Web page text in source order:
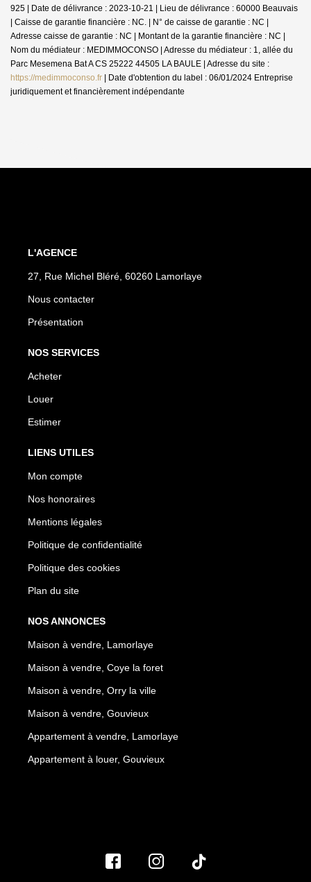
925 | Date de délivrance : 2023-10-21 | Lieu de délivrance : 60000 Beauvais
| Caisse de garantie financière : NC. | N° de caisse de garantie : NC |
Adresse caisse de garantie : NC | Montant de la garantie financière : NC |
Nom du médiateur : MEDIMMOCONSO | Adresse du médiateur : 1, allée du
Parc Mesemena Bat A CS 25222 44505 LA BAULE | Adresse du site :
https://medimmoconso.fr | Date d'obtention du label : 06/01/2024 Entreprise
juridiquement et financièrement indépendante
L'AGENCE
27, Rue Michel Bléré, 60260 Lamorlaye
Nous contacter
Présentation
NOS SERVICES
Acheter
Louer
Estimer
LIENS UTILES
Mon compte
Nos honoraires
Mentions légales
Politique de confidentialité
Politique des cookies
Plan du site
NOS ANNONCES
Maison à vendre, Lamorlaye
Maison à vendre, Coye la foret
Maison à vendre, Orry la ville
Maison à vendre, Gouvieux
Appartement à vendre, Lamorlaye
Appartement à louer, Gouvieux